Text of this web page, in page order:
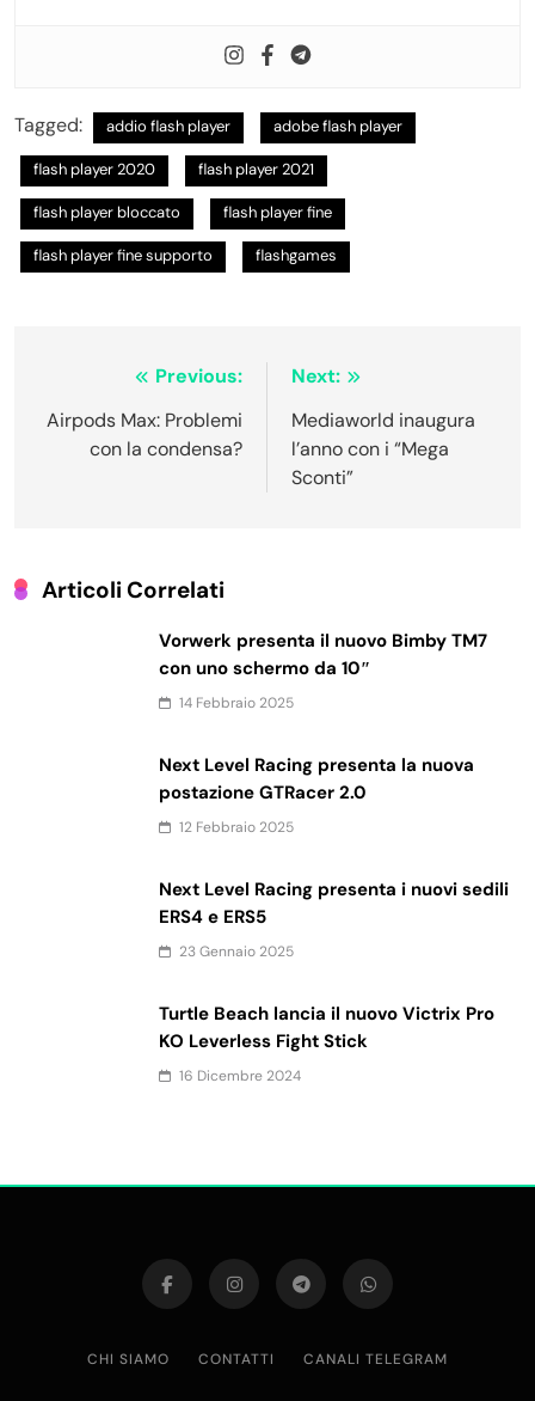
Tagged: addio flash player adobe flash player
flash player 2020 flash player 2021
flash player bloccato flash player fine
flash player fine supporto flashgames
Navigazione
articoli
Previous:
Airpods Max: Problemi
con la condensa?
Next:
Mediaworld inaugura
l’anno con i “Mega
Sconti”
Articoli Correlati
Vorwerk presenta il nuovo Bimby TM7
con uno schermo da 10″
14 Febbraio 2025
Next Level Racing presenta la nuova
postazione GTRacer 2.0
12 Febbraio 2025
Next Level Racing presenta i nuovi sedili
ERS4 e ERS5
23 Gennaio 2025
Turtle Beach lancia il nuovo Victrix Pro
KO Leverless Fight Stick
16 Dicembre 2024
CHI SIAMO CONTATTI CANALI TELEGRAM